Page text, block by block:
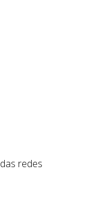
redes